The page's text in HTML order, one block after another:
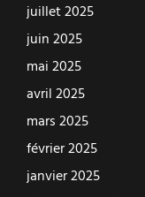
juillet 2025
juin 2025
mai 2025
avril 2025
mars 2025
février 2025
janvier 2025